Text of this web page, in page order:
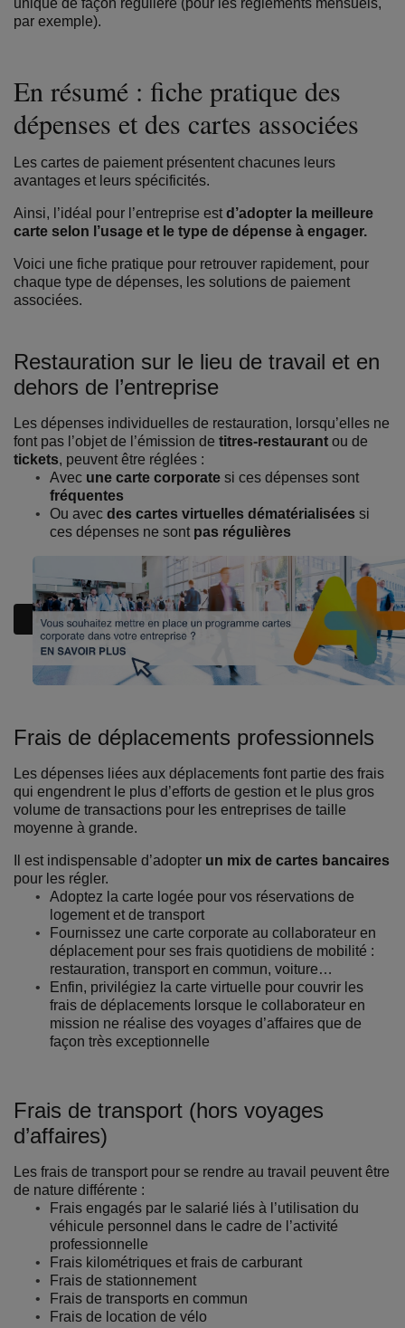
unique de façon régulière (pour les règlements mensuels,
par exemple).
En résumé : fiche pratique des
dépenses et des cartes associées
Les cartes de paiement présentent chacunes leurs
avantages et leurs spécificités.
Ainsi, l’idéal pour l’entreprise est d’adopter la meilleure
carte selon l’usage et le type de dépense à engager.
Voici une fiche pratique pour retrouver rapidement, pour
chaque type de dépenses, les solutions de paiement
associées.
Restauration sur le lieu de travail et en
dehors de l’entreprise
Les dépenses individuelles de restauration, lorsqu’elles ne
font pas l’objet de l’émission de titres-restaurant ou de
tickets, peuvent être réglées :
Avec une carte corporate si ces dépenses sont
fréquentes
Ou avec des cartes virtuelles dématérialisées si
ces dépenses ne sont pas régulières
Frais de déplacements professionnels
Les dépenses liées aux déplacements font partie des frais
qui engendrent le plus d’efforts de gestion et le plus gros
volume de transactions pour les entreprises de taille
moyenne à grande.
Il est indispensable d’adopter un mix de cartes bancaires
pour les régler.
Adoptez la carte logée pour vos réservations de
logement et de transport
Fournissez une carte corporate au collaborateur en
déplacement pour ses frais quotidiens de mobilité :
restauration, transport en commun, voiture…
Enfin, privilégiez la carte virtuelle pour couvrir les
frais de déplacements lorsque le collaborateur en
mission ne réalise des voyages d’affaires que de
façon très exceptionnelle
Frais de transport (hors voyages
d’affaires)
Les frais de transport pour se rendre au travail peuvent être
de nature différente :
Frais engagés par le salarié liés à l’utilisation du
véhicule personnel dans le cadre de l’activité
professionnelle
Frais kilométriques et frais de carburant
Frais de stationnement
Frais de transports en commun
Frais de location de vélo